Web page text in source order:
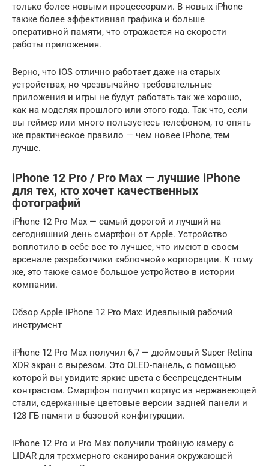
только более новыми процессорами. В новых iPhone
также более эффективная графика и больше
оперативной памяти, что отражается на скорости
работы приложения.
Верно, что iOS отлично работает даже на старых
устройствах, но чрезвычайно требовательные
приложения и игры не будут работать так же хорошо,
как на моделях прошлого или этого года. Так что, если
вы геймер или много пользуетесь телефоном, то опять
же практическое правило — чем новее iPhone, тем
лучше.
iPhone 12 Pro / Pro Max — лучшие iPhone
для тех, кто хочет качественных
фотографий
iPhone 12 Pro Max — самый дорогой и лучший на
сегодняшний день смартфон от Apple. Устройство
воплотило в себе все то лучшее, что имеют в своем
арсенале разработчики «яблочной» корпорации. К тому
же, это также самое большое устройство в истории
компании.
Обзор Apple iPhone 12 Pro Max: Идеальный рабочий
инструмент
iPhone 12 Pro Max получил 6,7 — дюймовый Super Retina
XDR экран с вырезом. Это OLED-панель, с помощью
которой вы увидите яркие цвета с беспрецедентным
контрастом. Смартфон получил корпус из нержавеющей
стали, сдержанные цветовые версии задней панели и
128 ГБ памяти в базовой конфигурации.
iPhone 12 Pro и Pro Max получили тройную камеру с
LIDAR для трехмерного сканирования окружающей